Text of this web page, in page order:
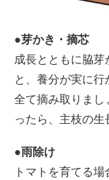
●芽かき・摘芯
成長とともに脇芽
と、養分が実に
全て摘み取りま
ったら、主枝の生
●雨除け
トマトを育てる